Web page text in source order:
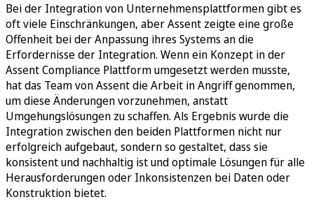
Bei der Integration von Unternehmensplattformen gibt es
oft viele Einschränkungen, aber Assent zeigte eine große
Offenheit bei der Anpassung ihres Systems an die
Erfordernisse der Integration. Wenn ein Konzept in der
Assent Compliance Plattform umgesetzt werden musste,
hat das Team von Assent die Arbeit in Angriff genommen,
um diese Änderungen vorzunehmen, anstatt
Umgehungslösungen zu schaffen. Als Ergebnis wurde die
Integration zwischen den beiden Plattformen nicht nur
erfolgreich aufgebaut, sondern so gestaltet, dass sie
konsistent und nachhaltig ist und optimale Lösungen für alle
Herausforderungen oder Inkonsistenzen bei Daten oder
Konstruktion bietet.